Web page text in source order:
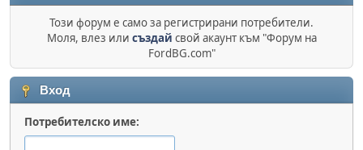
Този форум е само за регистрирани потребители.
Моля, влез или създай свой акаунт към "Форум на
FordBG.com"
Вход
Потребителско име: